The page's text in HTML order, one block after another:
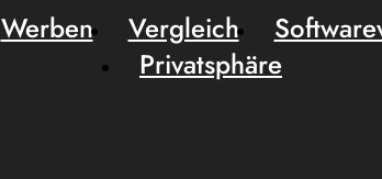
Werben Vergleich
Privatsphäre